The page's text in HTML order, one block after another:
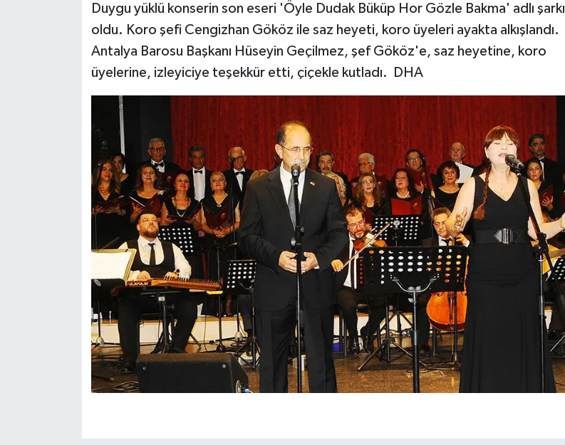
Duygu yüklü konserin son eseri 'Öyle Dudak Büküp Hor Gözle Bakma' adlı şarkı
oldu. Koro şefi Cengizhan Gököz ile saz heyeti, koro üyeleri ayakta alkışlandı.
Antalya Barosu Başkanı Hüseyin Geçilmez, şef Gököz'e, saz heyetine, koro
üyelerine, izleyiciye teşekkür etti, çiçekle kutladı.
DHA